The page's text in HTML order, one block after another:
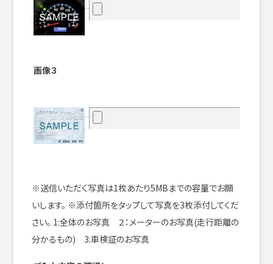
画像３
※送信いただく写真は1枚あたり5MBまでの容量でお願
いします。 ※添付箇所をタップして写真を3枚添付してくだ
さい。 1:全体のお写真 ２：メーターのお写真(走行距離の
分かるもの) 3:車検証のお写真